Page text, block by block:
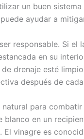
un buen
ayudar a
responsable. Si el
en su
drenaje esté
después de
para
en un
vinagre es